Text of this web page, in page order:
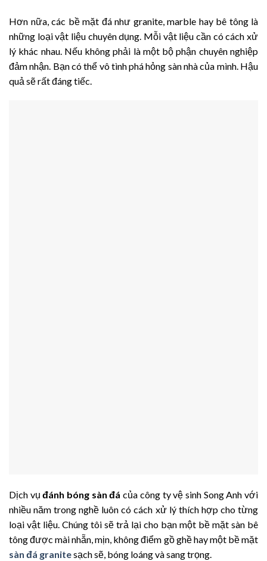
Hơn nữa, các bề mặt đá như granite, marble hay bê tông là
những loại vật liệu chuyên dụng. Mỗi vật liệu cần có cách xử
lý khác nhau. Nếu không phải là một bộ phận chuyên nghiệp
đảm nhận. Bạn có thể vô tình phá hỏng sàn nhà của mình. Hậu
quả sẽ rất đáng tiếc.
Dịch vụđánh bóng sàn đá của công ty vệ sinh Song Anh với
nhiều năm trong nghề luôn có cách xử lý thích hợp cho từng
loại vật liệu. Chúng tôi sẽ trả lại cho bạn một bề mặt sàn bê
tông được mài nhẵn, mịn, không điểm gồ ghề hay một bề mặt
sàn đá granitesạch sẽ, bóng loáng và sang trọng.